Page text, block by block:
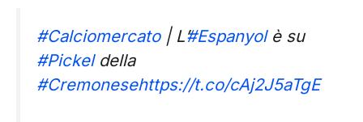
#Calciomercato| L’#Espanyolè su
#Pickeldella
#Cremonesehttps://t.co/cAj2J5aTgE